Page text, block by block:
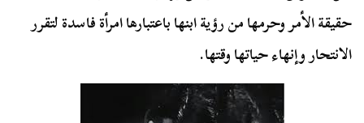
حقيقة الأمر وحرمها من رؤية ابنها باعتبارها امرأة فاسدة لتقرر
الانتحار وإنهاء حياتها وقتها.